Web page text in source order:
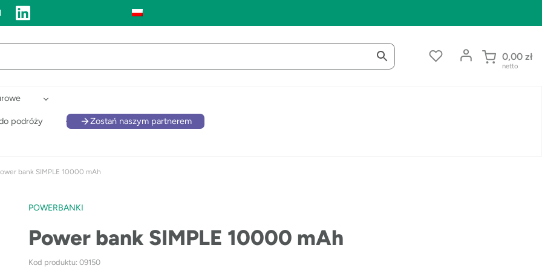
0,00 zł
netto
podróży Zostań naszym partnerem
bank SIMPLE 10000 mAh
POWERBANKI
Power bank SIMPLE 10000 mAh
Kod produktu: 09150